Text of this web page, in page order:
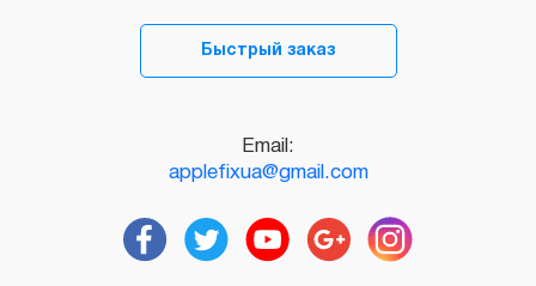
Быстрый заказ
Email:
applefixua@gmail.com